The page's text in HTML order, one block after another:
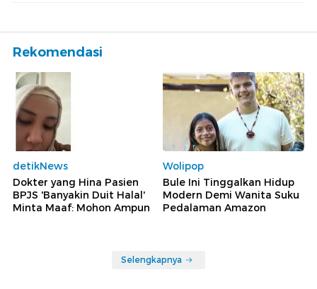
Rekomendasi
detikNews
Dokter yang Hina Pasien
BPJS 'Banyakin Duit Halal'
Minta Maaf: Mohon Ampun
Wolipop
Bule Ini Tinggalkan Hidup
Modern Demi Wanita Suku
Pedalaman Amazon
Selengkapnya